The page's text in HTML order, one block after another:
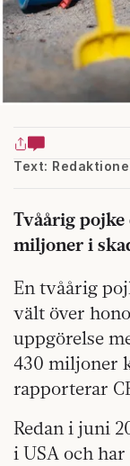
Text:
Tvåårig pojke
miljoner i
En tvåårig
vält över
uppgörelse
430 miljoner
rapporterar
Redan i juni
i USA och